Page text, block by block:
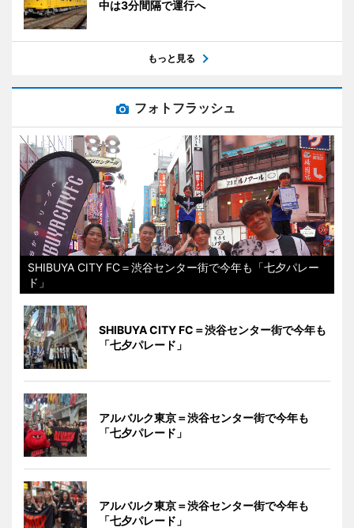
中は3分間隔で運行へ
もっと見る
フォトフラッシュ
SHIBUYA CITY FC＝渋谷センター街で今年も「七夕パレー
ド」
SHIBUYA CITY FC＝渋谷センター街で今年も
「七夕パレード」
アルバルク東京＝渋谷センター街で今年も
「七夕パレード」
アルバルク東京＝渋谷センター街で今年も
「七夕パレード」